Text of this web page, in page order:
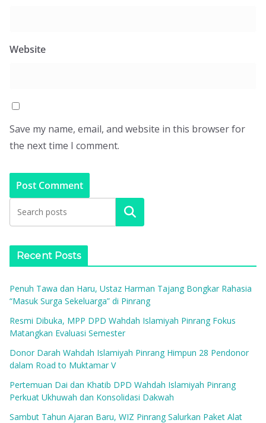
Website
Save my name, email, and website in this browser for
the next time I comment.
Search
Recent Posts
Penuh Tawa dan Haru, Ustaz Harman Tajang Bongkar Rahasia
“Masuk Surga Sekeluarga” di Pinrang
Resmi Dibuka, MPP DPD Wahdah Islamiyah Pinrang Fokus
Matangkan Evaluasi Semester
Donor Darah Wahdah Islamiyah Pinrang Himpun 28 Pendonor
dalam Road to Muktamar V
Pertemuan Dai dan Khatib DPD Wahdah Islamiyah Pinrang
Perkuat Ukhuwah dan Konsolidasi Dakwah
Sambut Tahun Ajaran Baru, WIZ Pinrang Salurkan Paket Alat